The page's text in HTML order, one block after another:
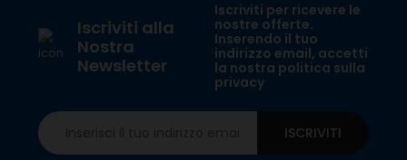
Iscriviti alla
Nostra
Newsletter
Iscriviti per ricevere le
nostre offerte.
Inserendo il tuo
indirizzo email, accetti
la nostra politica sulla
privacy
ISCRIVITI